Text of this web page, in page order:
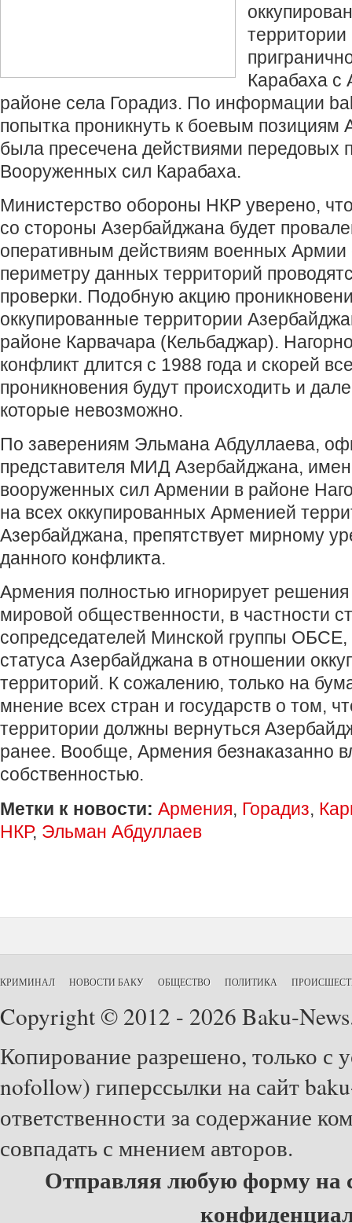
Карабаха с
районе села Горадиз. По информации
попытка проникнуть к боевым
была пресечена действиями передовых
Вооруженных сил Карабаха.
Министерство обороны НКР уверено,
со стороны Азербайджана будет
оперативным действиям военных
периметру данных территорий
проверки. Подобную акцию
оккупированные территории
районе Карвачара (Кельбаджар).
конфликт длится с 1988 года и скорей
проникновения будут происходить и
которые невозможно.
По заверениям Эльмана Абдуллаева,
представителя МИД Азербайджана,
вооруженных сил Армении в районе
на всех оккупированных Арменией
Азербайджана, препятствует мирному
данного конфликта.
Армения полностью игнорирует решения
мировой общественности, в частности
сопредседателей Минской группы
статуса Азербайджана в отношении
территорий. К сожалению, только на
мнение всех стран и государств о том,
территории должны вернуться
ранее. Вообще, Армения безнаказанно
собственностью.
Метки к новости: Армения, Горадиз,
НКР, Эльман Абдуллаев
КРИМИНАЛ НОВОСТИ БАКУ ОБЩЕСТВО ПОЛИТИКА
Copyright © 2012 - 2026 Baku-
Копирование разрешено, только с
nofollow) гиперссылки на сайт
ответственности за содержание
совпадать с мнением авторов.
Отправляя любую форму на